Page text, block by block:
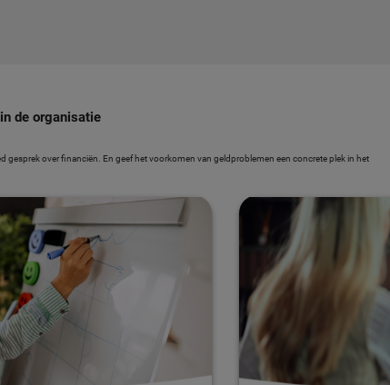
de organisatie
gesprek over financiën. En geef het voorkomen van geldproblemen een concrete plek in het